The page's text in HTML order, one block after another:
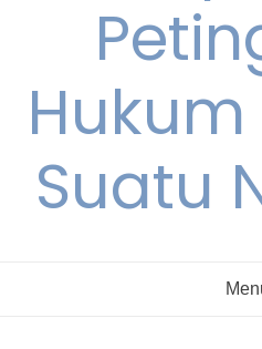
Suatu